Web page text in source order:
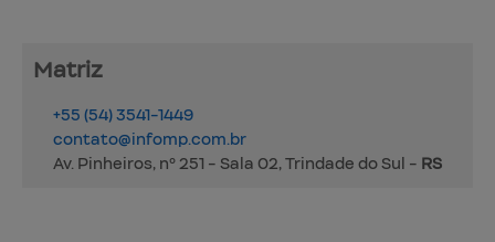
Matriz
+55 (54)3541-1449
contato@infomp.com.br
Av. Pinheiros, nº 251 - Sala 02,Trindade do Sul - Rio
S